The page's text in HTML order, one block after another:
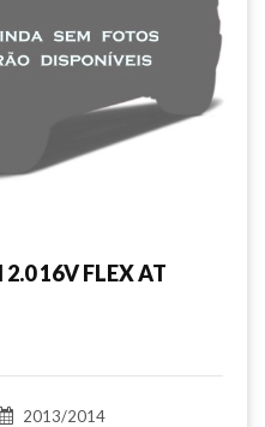
16V FLEX AT
2013/2014